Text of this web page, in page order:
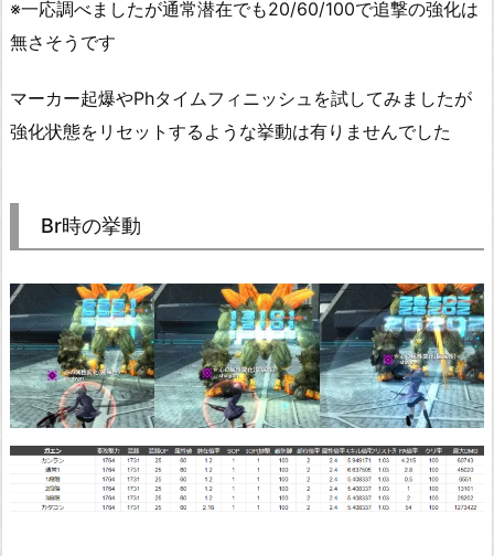
※一応調べましたが通常潜在でも20/60/100で追撃の強化は
無さそうです
マーカー起爆やPhタイムフィニッシュを試してみましたが
強化状態をリセットするような挙動は有りませんでした
Br時の挙動